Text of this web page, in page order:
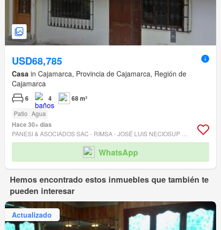
USD68,785
Casa in Cajamarca, Provincia de Cajamarca, Región de
Cajamarca
6 4 68 m²
Patio Agua
Hace 30+ días
WhatsApp
Hemos encontrado estos inmuebles que también te
pueden interesar
Actualizado